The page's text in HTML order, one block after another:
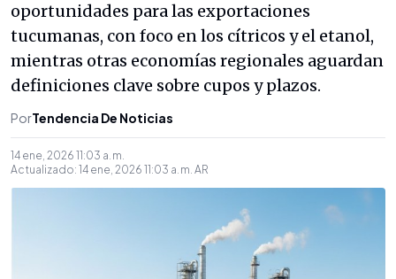
oportunidades para las exportaciones
tucumanas, con foco en los cítricos y el etanol,
mientras otras economías regionales aguardan
definiciones clave sobre cupos y plazos.
PorTendencia De Noticias
14 ene, 2026 11:03 a. m.
Actualizado: 14 ene, 2026 11:03 a. m. AR